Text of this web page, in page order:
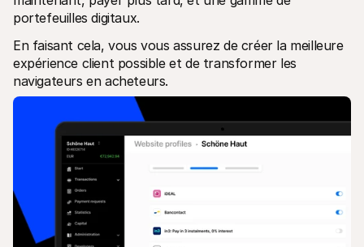
portefeuilles digitaux.
En faisant cela, vous vous assurez de créer la meilleure
expérience client possible et de transformer les
navigateurs en acheteurs.